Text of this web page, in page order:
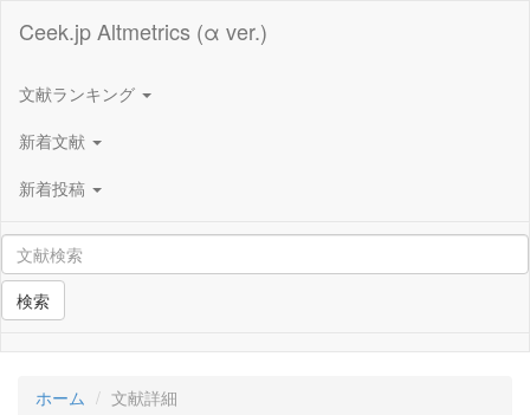
Ceek.jp Altmetrics (α ver.)
文献ランキング
新着文献
新着投稿
検索
ホーム 文献詳細